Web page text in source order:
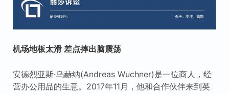
机场地板太滑 差点摔出脑震荡
安德烈亚斯·乌赫纳(Andreas Wuchner)是一位商人，经
营办公用品的生意。2017年11月，他和合作伙伴来到英